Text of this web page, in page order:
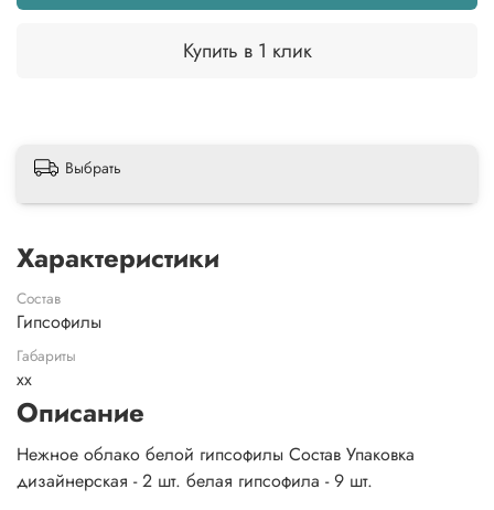
Купить в 1 клик
Выбрать
Характеристики
Состав
Гипсофилы
Габариты
xx
Описание
Нежное облако белой гипсофилы Состав Упаковка
дизайнерская - 2 шт. белая гипсофила - 9 шт.